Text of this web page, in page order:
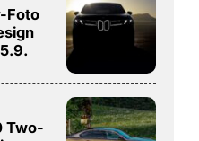
Foto
Two-